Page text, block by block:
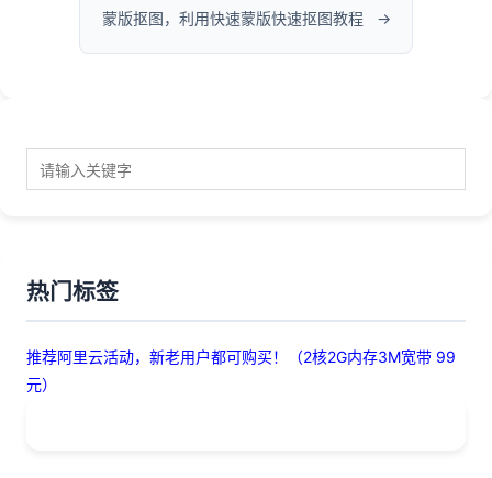
蒙版抠图，利用快速蒙版快速抠图教程
热门标签
推荐阿里云活动，新老用户都可购买！（2核2G内存3M宽带 99
元）